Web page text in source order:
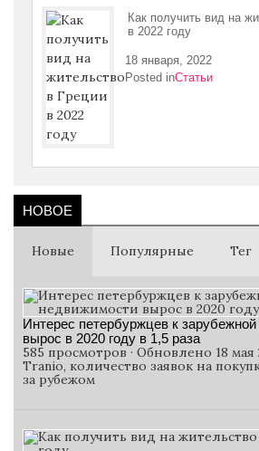
Как получить вид на
в 2022 году
18 января, 2022
Posted inСтатьи
НОВОЕ
Новые Популярные Тег
Интерес петербуржцев к
вырос в 2020 году в 1,5 раза
585 просмотров · Обновлено 18 мая
Tranio, количество заявок на
за рубежом